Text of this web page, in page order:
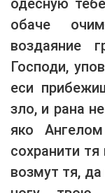
обаче
воздаяние
Господи,
еси
зло, и рана
яко
сохранити тя
возмут тя,